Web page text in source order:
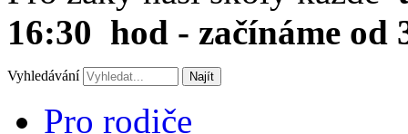
16:30 hod - začínáme od
Vyhledávání Najít
Pro rodiče